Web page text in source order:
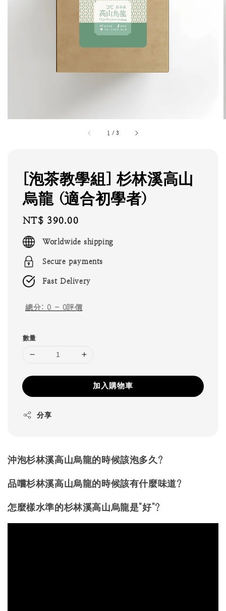
1 /3
[泡茶教學組] 杉林溪高山
烏龍 (適合初學者)
Regular
price
NT$ 390.00
Worldwide shipping
Secure payments
Fast Delivery
總分:0 - 0評價
數量
加入購物車
分享
沖泡杉林溪高山烏龍的時候該泡多久?
品嚐杉林溪高山烏龍的時候該有什麼味道?
怎麼樣水準的杉林溪高山烏龍是"好"?